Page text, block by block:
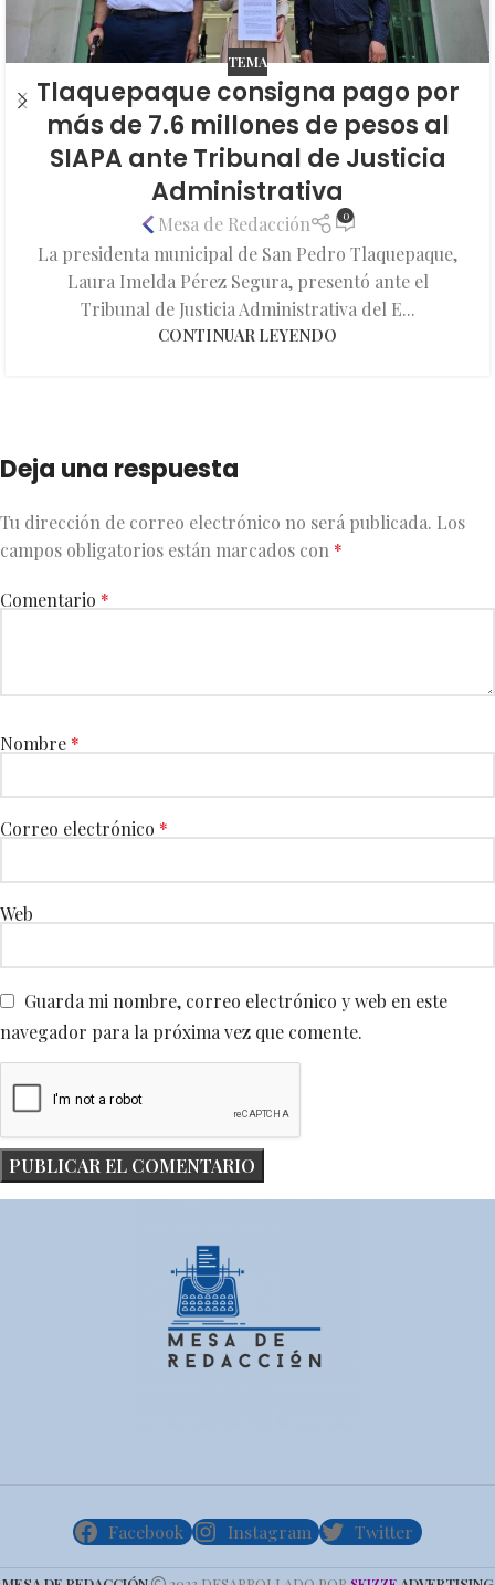
TEMA
Tlaquepaque consigna pago por
más de 7.6 millones de pesos al
SIAPA ante Tribunal de Justicia
Administrativa
Mesa de Redacción 0
La presidenta municipal de San Pedro Tlaquepaque,
Laura Imelda Pérez Segura, presentó ante el
Tribunal de Justicia Administrativa del E...
CONTINUAR LEYENDO
Deja una respuesta
Tu dirección de correo electrónico no será publicada. Los
campos obligatorios están marcados con *
Comentario *
Nombre *
Correo electrónico *
Web
Guarda mi nombre, correo electrónico y web en este
navegador para la próxima vez que comente.
Facebook Instagram Twitter